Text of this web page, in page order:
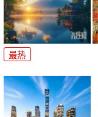
最热